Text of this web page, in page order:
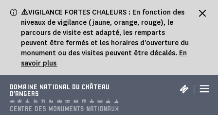
⚠️VIGILANCE FORTES CHALEURS : En fonction des
niveaux de vigilance (jaune, orange, rouge), le
parcours de visite est adapté, les remparts
peuvent être fermés et les horaires d'ouverture du
monument ou des visites peuvent être décalés. En
savoir plus
DOMAINE NATIONAL DU CHÂTEAU
D'ANGERS
|